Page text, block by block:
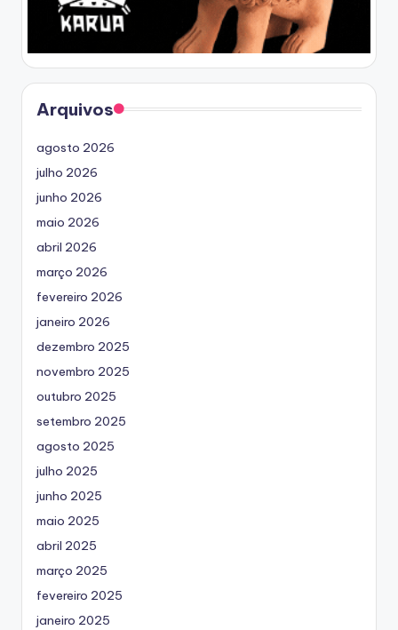
Arquivos
agosto 2026
julho 2026
junho 2026
maio 2026
abril 2026
março 2026
fevereiro 2026
janeiro 2026
dezembro 2025
novembro 2025
outubro 2025
setembro 2025
agosto 2025
julho 2025
junho 2025
maio 2025
abril 2025
março 2025
fevereiro 2025
janeiro 2025